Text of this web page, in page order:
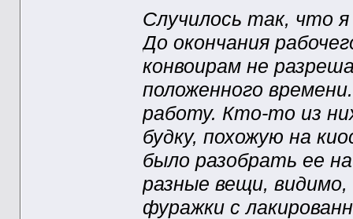
Случилось так, что
До окончания
конвоирам не
положенного
работу. Кто-то из
будку, похожую на
было разобрать ее
разные вещи, видимо,
фуражки с